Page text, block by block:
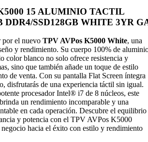
15 ALUMINIO TACTIL
DDR4/SSD128GB WHITE 3YR
por el nuevo TPV AVPos K5000 White, una
y rendimiento. Su cuerpo 100% de
color blanco no solo ofrece resistencia y
sino que también añade un toque de estilo
de venta. Con su pantalla Flat Screen íntegra
disfrutarás de una experiencia táctil sin igual.
procesador Intel® i7 de 8 núcleos, este
un rendimiento incomparable y una
en cada operación. Descubre el equilibrio
y potencia con el TPV AVPos K5000
hacia el éxito con estilo y rendimiento